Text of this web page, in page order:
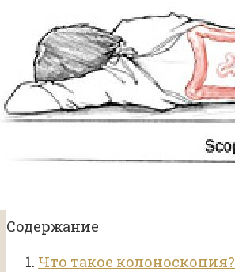
Содержание
Что такое колоноскопия?